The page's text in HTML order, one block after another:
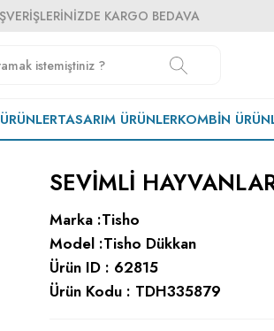
KARGO BEDAVA
TASARIM ÜRÜNLERKOMBIN
SEVIMLI
Marka :Tisho
Model :Tisho Dükkan
Ürün ID : 62815
Ürün Kodu : TDH335879